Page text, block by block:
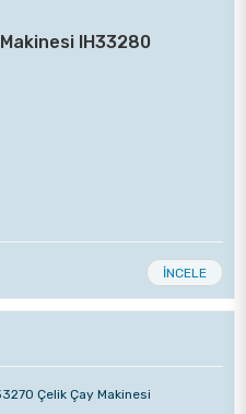
IH33280
İNCELE